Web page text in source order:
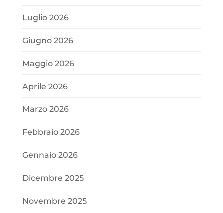
Luglio 2026
Giugno 2026
Maggio 2026
Aprile 2026
Marzo 2026
Febbraio 2026
Gennaio 2026
Dicembre 2025
Novembre 2025